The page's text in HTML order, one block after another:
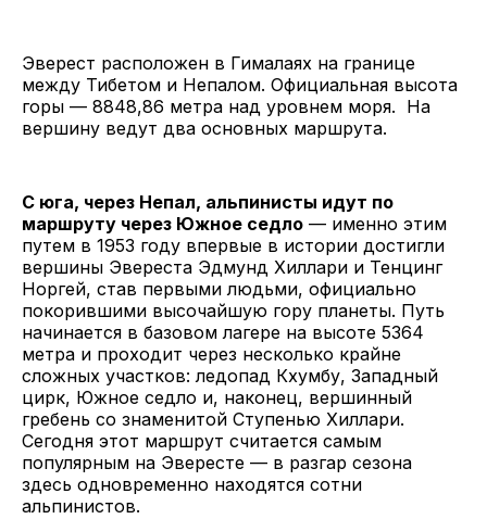
Эверест расположен в Гималаях на границе
между Тибетом и Непалом. Официальная высота
горы — 8848,86 метра над уровнем моря. На
вершину ведут два основных маршрута.
С юга, через Непал, альпинисты идут по
маршруту через Южное седло — именно этим
путем в 1953 году впервые в истории достигли
вершины Эвереста Эдмунд Хиллари и Тенцинг
Норгей, став первыми людьми, официально
покорившими высочайшую гору планеты. Путь
начинается в базовом лагере на высоте 5364
метра и проходит через несколько крайне
сложных участков: ледопад Кхумбу, Западный
цирк, Южное седло и, наконец, вершинный
гребень со знаменитой Ступенью Хиллари.
Сегодня этот маршрут считается самым
популярным на Эвересте — в разгар сезона
здесь одновременно находятся сотни
альпинистов.